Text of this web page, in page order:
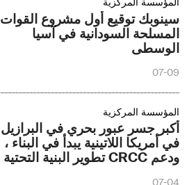
سينوبك توقيع أول مشروع القوات
المسلحة السودانية في آسيا
الوسطى
07-09
المؤسسة المركزية
أكبر جسر عبور بحري في البرازيل
في أمريكا اللاتينية يبدأ في البناء ،
ودعم CRCC تطوير البنية التحتية
07-04